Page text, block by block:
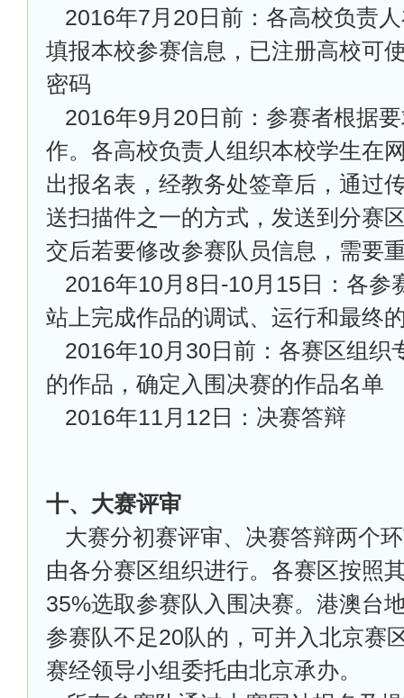
2016年7月20日前：各高校负责
填报本校参赛信息，已注册高校可
密码
2016年9月20日前：参赛者根据
作。各高校负责人组织本校学生在
出报名表，经教务处签章后，通过
送扫描件之一的方式，发送到分赛
交后若要修改参赛队员信息，需要
2016年10月8日-10月15日：各参
站上完成作品的调试、运行和最终
2016年10月30日前：各赛区组织
的作品，确定入围决赛的作品名单
2016年11月12日：决赛答辩
十、大赛评审
大赛分初赛评审、决赛答辩两个
由各分赛区组织进行。各赛区按照
35%选取参赛队入围决赛。港澳台
参赛队不足20队的，可并入北京赛
赛经领导小组委托由北京承办。